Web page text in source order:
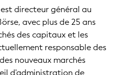
directeur général au
avec plus de 25 ans
des capitaux et les
responsable des
nouveaux marchés
d'administration de